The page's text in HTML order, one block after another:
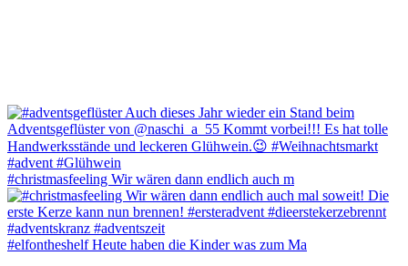
#christmasfeeling Wir wären dann endlich auch m
#elfontheshelf Heute haben die Kinder was zum Ma